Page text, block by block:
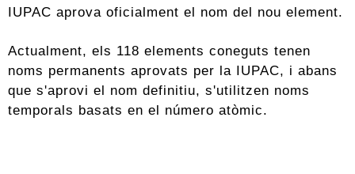
IUPAC aprova oficialment el nom del nou element.
Actualment, els 118 elements coneguts tenen
noms permanents aprovats per la IUPAC, i abans
que s'aprovi el nom definitiu, s'utilitzen noms
temporals basats en el número atòmic.